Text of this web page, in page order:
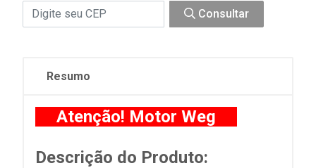
Consultar
Resumo
Atenção! Motor Weg
Descrição do Produto: